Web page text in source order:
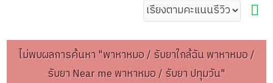
ไม่พบผลการค้นหา "พาหาหมอ / รับยาใกล้ฉัน พาหาหมอ /
รับยา Near me พาหาหมอ / รับยา ปทุมวัน"